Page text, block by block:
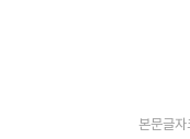
본문글자